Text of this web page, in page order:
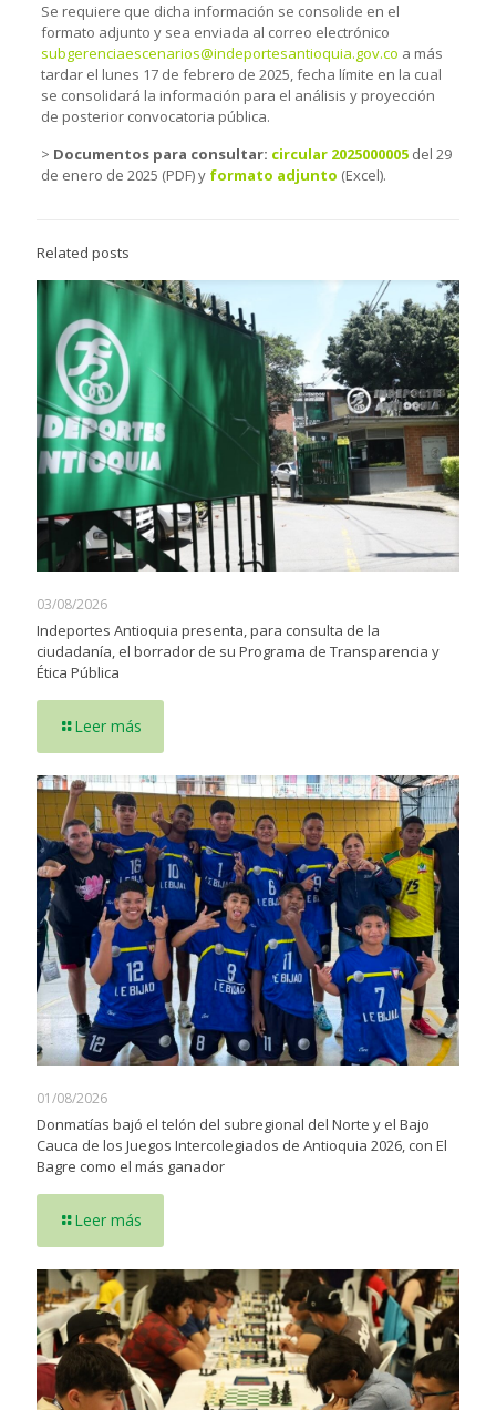
Se requiere que dicha información se consolide en el
formato adjunto y sea enviada al correo electrónico
subgerenciaescenarios@indeportesantioquia.gov.co a más
tardar el lunes 17 de febrero de 2025, fecha límite en la cual
se consolidará la información para el análisis y proyección
de posterior convocatoria pública.
> Documentos para consultar: circular 2025000005del 29
de enero de 2025 (PDF) y formato adjunto (Excel).
Related posts
03/08/2026
Indeportes Antioquia presenta, para consulta de la
ciudadanía, el borrador de su Programa de Transparencia y
Ética Pública
Leer más
01/08/2026
Donmatías bajó el telón del subregional del Norte y el Bajo
Cauca de los Juegos Intercolegiados de Antioquia 2026, con El
Bagre como el más ganador
Leer más